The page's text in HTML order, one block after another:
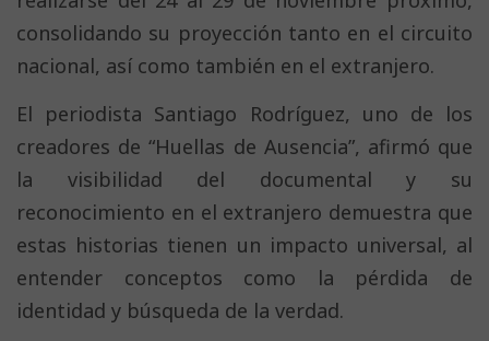
consolidando su proyección tanto en el circuito
nacional, así como también en el extranjero.
El periodista Santiago Rodríguez, uno de los
creadores de “Huellas de Ausencia”, afirmó que
la visibilidad del documental y su
reconocimiento en el extranjero demuestra que
estas historias tienen un impacto universal, al
entender conceptos como la pérdida de
identidad y búsqueda de la verdad.